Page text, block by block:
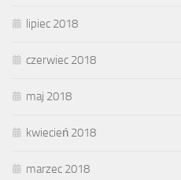
lipiec 2018
czerwiec 2018
maj 2018
kwiecień 2018
marzec 2018